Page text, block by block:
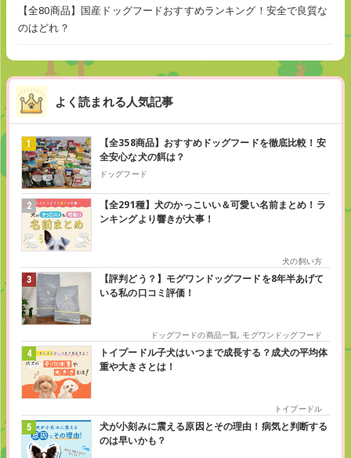
【全80商品】国産ドッグフードおすすめランキング！安全で良質な
のはどれ？
よく読まれる人気記事
【全358商品】おすすめドッグフードを徹底比較！安
全安心な犬の餌は？
ドッグフード
【全291種】犬のかっこいい＆可愛い名前まとめ！ラ
ンキングより響きが大事！
犬の飼い方
【評判どう？】モグワンドッグフードを8年半あげて
いる私の口コミ評価！
ドッグフードの商品一覧,モグワンドッグフード
トイプードル子犬はいつまで成長する？成犬の平均体
重や大きさとは！
トイプードル
犬が小刻みに震える原因とその理由！病気と判断する
のは早いかも？